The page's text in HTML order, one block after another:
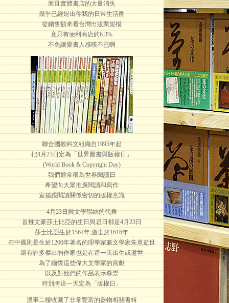
而且實體書店的大量消失
幾乎已經退出你我的日常生活圈
從銷售額來看台灣出版業規模
竟只有便利商店的6.3%
不免讓愛書人感嘆不已啊
聯合國教科文組織自1995年起
把4月23日定為「世界圖書與版權日」
(World Book & Copyright Day)
我們通常稱為世界閱讀日
希望向大眾推廣閱讀和寫作
宣揚跟閱讀關係密切的版權意識
4月23日與文學聯結的代表
首推文豪莎士比亞的生日與忌日都是4月23日
莎士比亞生於1564年,逝世於1616年
在中國則是生於1200年著名的理學家兼文學家朱熹逝世
還有許多傑出的作家也是在這一天出生或逝世
為了緬懷這些偉大文學家的貢獻
以及對他們的作品表示尊崇
特別將這一天定為「版權日」
溫事二樓收藏了非常豐富的器物相關書輯